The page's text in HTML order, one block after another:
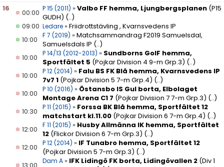
16
00:00 P 15 (2011) »Valbo FF hemma, Ljungbergsplanen (P15
GUDH) (..)
09:00 Ledare »Friidrottstävling , Kvarnsvedens IP
10:00
F 7 (2019) »Matchsammandrag F2019 Samuelsdal,
Samuelsdals IP (..)
10:00
P 14/13 (2012-2013) » Sundborns GoIF hemma,
Sportfältet 5 (Pojkar Division 4 9-m Grp.3) (..)
10:00
P 12 (2014) » Falu BS FK Blå hemma, Kvarnsvedens IP
7v7 1 (Pojkar Division 5 7-m Grp.4) (..)
10:00
P 10 (2016) » Östansbo IS Gul borta, Elbolaget
Montage Arena C1 7 (Pojkar Division 7 7-m Grp.3) (..)
10:30
P 11 (2015) » Forssa BK Blå hemma, Sportfältet 12
matchstart kl.11.00 (Pojkar Division 6 7-m Grp.4) (..)
12:00
F 11 (2015) » Husby Allmänna IK hemma, Sportfältet
12 (Flickor Division 6 7-m Grp.3) (..)
12:00
P 12 (2014) » IF Tunabro hemma, Sportfältet 12
(Pojkar Division 5 7-m Grp.3) (..)
Dam A » IFK Lidingö FK borta, Lidingövallen 2 (Div 1